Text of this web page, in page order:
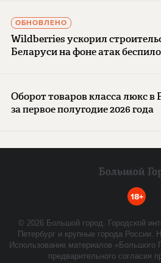
ОБНОВЛЕНО
Wildberries ускорил
Беларуси на фоне атак
Оборот товаров класса люкс в
за первое полугодие 2026 года
18+
© 2026 Большой город. Городской
Петербург и крупные города России.
Использование материалов «Большого
предварительного согласия